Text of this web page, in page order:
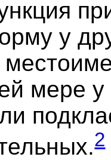
у
мере у
2